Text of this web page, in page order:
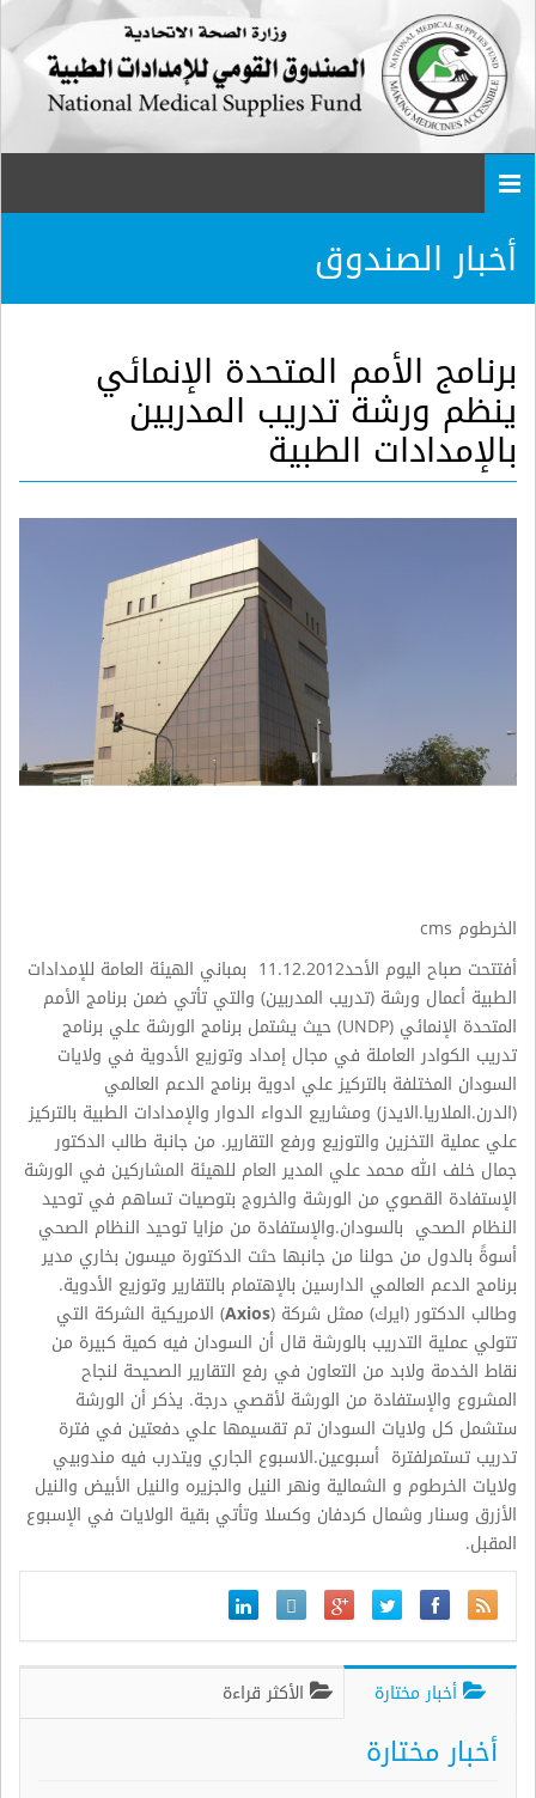
أخبار الصندوق
برنامج الأمم المتحدة الإنمائي
ينظم ورشة تدريب المدربين
بالإمدادات الطبية
الخرطوم cms
أفتتحت صباح اليوم الأحد11.12.2012 بمباني الهيئة العامة للإمدادات
الطبية أعمال ورشة (تدريب المدربين) والتي تأتي ضمن برنامج الأمم
المتحدة الإنمائي (
UNDP) حيث يشتمل برنامج الورشة علي برنامج
تدريب الكوادر العاملة في مجال إمداد وتوزيع الأدوية في ولايات
السودان المختلفة بالتركيز علي ادوية برنامج الدعم العالمي
(الدرن.الملاريا.الايدز) ومشاريع الدواء الدوار والإمدادات الطبية بالتركيز
علي عملية التخزين والتوزيع ورفع التقارير. من جانبة طالب الدكتور
جمال خلف الله محمد علي المدير العام للهيئة المشاركين في الورشة
الإستفادة القصوي من الورشة والخروج بتوصيات تساهم في توحيد
النظام الصحي بالسودان.والإستفادة من مزايا توحيد النظام الصحي
أسوةً بالدول من حولنا من جانبها حثت الدكتورة ميسون بخاري مدير
برنامج الدعم العالمي الدارسين بالإهتمام بالتقارير وتوزيع الأدوية.
وطالب الدكتور (ايرك) ممثل شركة (Axios) الامريكية الشركة التي
تتولي عملية التدريب بالورشة قال أن السودان فيه كمية كبيرة من
نقاط الخدمة ولابد من التعاون في رفع التقارير الصحيحة لنجاح
المشروع والإستفادة من الورشة لأقصي درجة. يذكر أن الورشة
ستشمل كل ولايات السودان تم تقسيمها علي دفعتين في فترة
تدريب تستمرلفترة أسبوعين.الاسبوع الجاري ويتدرب فيه مندوبيي
ولايات الخرطوم و الشمالية ونهر النيل والجزيره والنيل الأبيض والنيل
الأزرق وسنار وشمال كردفان وكسلا وتأتي بقية الولايات في الإسبوع
المقبل.
أخبار مختارة الأكثر قراءة
أخبار مختارة